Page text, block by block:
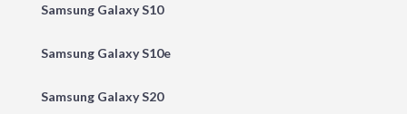
Samsung Galaxy S10
Samsung Galaxy S10e
Samsung Galaxy S20